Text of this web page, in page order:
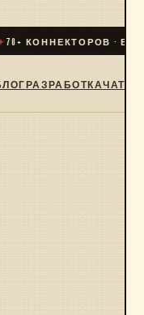
70+ КОННЕКТОРОВ ·
РАЗРАБОТКАЧАТ